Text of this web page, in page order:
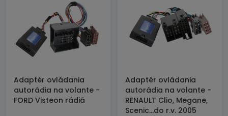
Adaptér ovládania
autorádia na volante -
FORD Visteon rádiá
Adaptér ovládania
autorádia na volante -
RENAULT Clio, Megane,
Scenic...do r.v. 2005